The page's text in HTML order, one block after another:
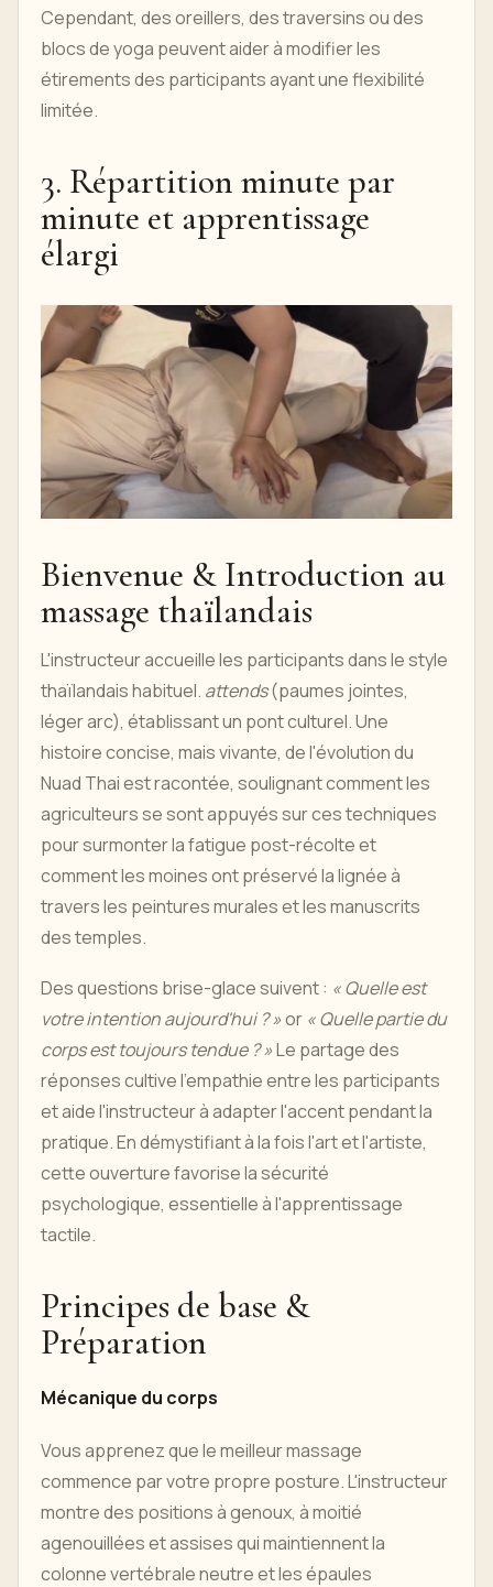
Cependant, des oreillers, des traversins ou des
blocs de yoga peuvent aider à modifier les
étirements des participants ayant une flexibilité
limitée.
3. Répartition minute par
minute et apprentissage
élargi
Bienvenue & Introduction au
massage thaïlandais
L'instructeur accueille les participants dans le style
thaïlandais habituel. attends(paumes jointes,
léger arc), établissant un pont culturel. Une
histoire concise, mais vivante, de l'évolution du
Nuad Thai est racontée, soulignant comment les
agriculteurs se sont appuyés sur ces techniques
pour surmonter la fatigue post-récolte et
comment les moines ont préservé la lignée à
travers les peintures murales et les manuscrits
des temples.
Des questions brise-glace suivent : « Quelle est
votre intention aujourd'hui ? »or « Quelle partie du
corps est toujours tendue ? »Le partage des
réponses cultive l'empathie entre les participants
et aide l'instructeur à adapter l'accent pendant la
pratique. En démystifiant à la fois l'art et l'artiste,
cette ouverture favorise la sécurité
psychologique, essentielle à l'apprentissage
tactile.
Principes de base &
Préparation
Mécanique du corps
Vous apprenez que le meilleur massage
commence par votre propre posture. L'instructeur
montre des positions à genoux, à moitié
agenouillées et assises qui maintiennent la
colonne vertébrale neutre et les épaules